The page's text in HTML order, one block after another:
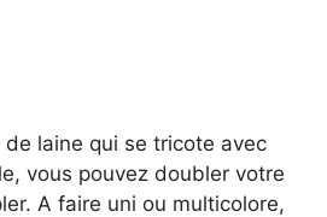
de laine qui se tricote avec
vous pouvez doubler votre
A faire uni ou multicolore,